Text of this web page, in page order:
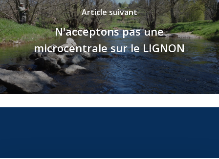
Article suivant
N'acceptons pas une
microcentrale sur le LIGNON